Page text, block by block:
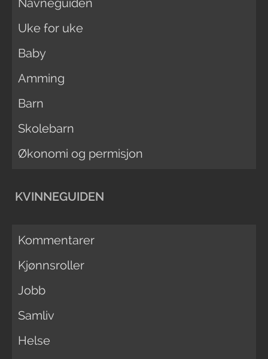
Uke for uke
Baby
Amming
Barn
Skolebarn
Økonomi og permisjon
KVINNEGUIDEN
Kommentarer
Kjønnsroller
Jobb
Samliv
Helse